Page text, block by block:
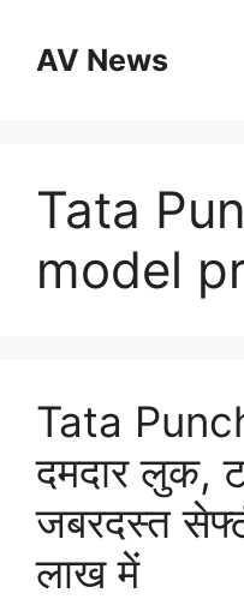
contentAV News
Tata
model
Tata
दमदार लुक,
जबरदस्त
लाख में